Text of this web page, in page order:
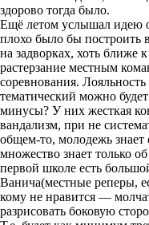
здорово тогда было.
Ещё летом услышал идею
плохо было бы построить
на задворках, хоть ближе
растерзание местным
соревнования.
тематический можно
минусы? У них жесткая
вандализм, при не
общем-то, молодежь
множество знает только
первой школе есть
Ванича(местные реперы,
кому не нравится —
разрисовать боковую